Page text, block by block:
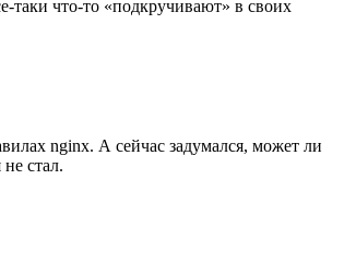
таки что-то «подкручивают» в своих
nginx. А сейчас задумался, может ли
стал.